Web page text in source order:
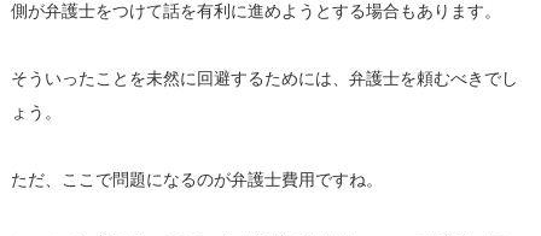
側が弁護士をつけて話を有利に進めようとする場合もあります。
そういったことを未然に回避するためには、弁護士を頼むべきでし
ょう。
ただ、ここで問題になるのが弁護士費用ですね。